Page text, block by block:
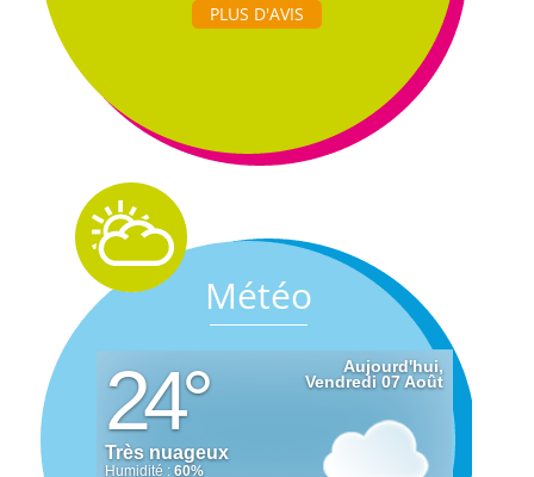
PLUS D'AVIS
Météo